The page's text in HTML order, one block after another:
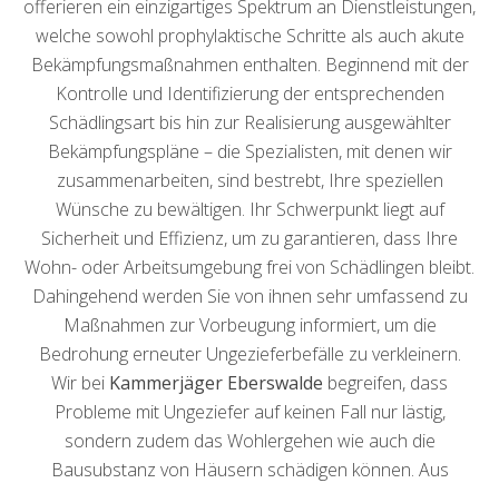
offerieren ein einzigartiges Spektrum an Dienstleistungen,
welche sowohl prophylaktische Schritte als auch akute
Bekämpfungsmaßnahmen enthalten. Beginnend mit der
Kontrolle und Identifizierung der entsprechenden
Schädlingsart bis hin zur Realisierung ausgewählter
Bekämpfungspläne – die Spezialisten, mit denen wir
zusammenarbeiten, sind bestrebt, Ihre speziellen
Wünsche zu bewältigen. Ihr Schwerpunkt liegt auf
Sicherheit und Effizienz, um zu garantieren, dass Ihre
Wohn- oder Arbeitsumgebung frei von Schädlingen bleibt.
Dahingehend werden Sie von ihnen sehr umfassend zu
Maßnahmen zur Vorbeugung informiert, um die
Bedrohung erneuter Ungezieferbefälle zu verkleinern.
Wir bei Kammerjäger Eberswalde begreifen, dass
Probleme mit Ungeziefer auf keinen Fall nur lästig,
sondern zudem das Wohlergehen wie auch die
Bausubstanz von Häusern schädigen können. Aus